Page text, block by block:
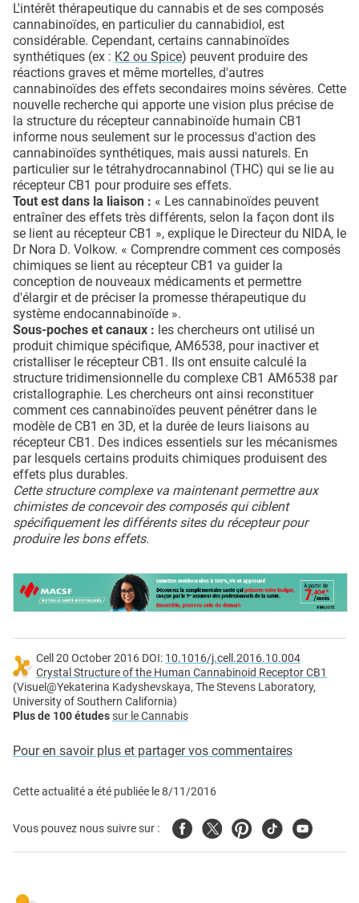
L'intérêt thérapeutique du cannabis et de ses composés
cannabinoïdes, en particulier du cannabidiol, est
considérable. Cependant, certains cannabinoïdes
synthétiques (ex : K2 ou Spice) peuvent produire des
réactions graves et même mortelles, d'autres
cannabinoïdes des effets secondaires moins sévères. Cette
nouvelle recherche qui apporte une vision plus précise de
la structure du récepteur cannabinoïde humain CB1
informe nous seulement sur le processus d'action des
cannabinoïdes synthétiques, mais aussi naturels. En
particulier sur le tétrahydrocannabinol (THC) qui se lie au
récepteur CB1 pour produire ses effets.
Tout est dans la liaison : « Les cannabinoïdes peuvent
entraîner des effets très différents, selon la façon dont ils
se lient au récepteur CB1 », explique le Directeur du NIDA, le
Dr Nora D. Volkow. « Comprendre comment ces composés
chimiques se lient au récepteur CB1 va guider la
conception de nouveaux médicaments et permettre
d'élargir et de préciser la promesse thérapeutique du
système endocannabinoïde ».
Sous-poches et canaux : les chercheurs ont utilisé un
produit chimique spécifique, AM6538, pour inactiver et
cristalliser le récepteur CB1. Ils ont ensuite calculé la
structure tridimensionnelle du complexe CB1 AM6538 par
cristallographie. Les chercheurs ont ainsi reconstituer
comment ces cannabinoïdes peuvent pénétrer dans le
modèle de CB1 en 3D, et la durée de leurs liaisons au
récepteur CB1. Des indices essentiels sur les mécanismes
par lesquels certains produits chimiques produisent des
effets plus durables.
Cette structure complexe va maintenant permettre aux
chimistes de concevoir des composés qui ciblent
spécifiquement les différents sites du récepteur pour
produire les bons effets.
Cell 20 October 2016 DOI: 10.1016/j.cell.2016.10.004
Crystal Structure of the Human Cannabinoid Receptor CB1
(Visuel@Yekaterina Kadyshevskaya, The Stevens Laboratory,
University of Southern California)
Plus de 100 étudessur le Cannabis
Pour en savoir plus et partager vos commentaires
Cette actualité a été publiée le8/11/2016
Vous pouvez nous suivre sur : FacebookTwitterPinterest
TiktokYoutube